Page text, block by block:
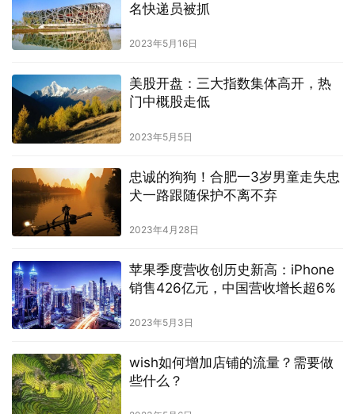
名快递员被抓
2023年5月16日
美股开盘：三大指数集体高开，热
门中概股走低
2023年5月5日
忠诚的狗狗！合肥一3岁男童走失忠
犬一路跟随保护不离不弃
2023年4月28日
苹果季度营收创历史新高：iPhone
销售426亿元，中国营收增长超6%
2023年5月3日
wish如何增加店铺的流量？需要做
些什么？